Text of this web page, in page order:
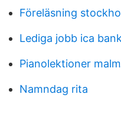
Föreläsning
Lediga jobb ica
Pianolektioner
Namndag rita